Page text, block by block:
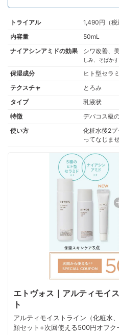
トライアル
1,490円（税
内容量
50mL
ナイアシンアミドの効果
シワ改善、
しみ、そばかす
保湿成分
ヒト型セラ
テクスチャ
とろみ
タイプ
乳液状
特徴
デパコス級
使い方
化粧水後2
ってなじま
エトヴォス｜アルティモイ
ト
アルティモイストライン（化粧水
顔セット+次回使える500円オフ